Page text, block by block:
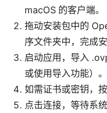
macOS 的客户端。
拖动安装包中的
序文件夹中，完成安
启动应用，导入
或使用导入功能）。
如需证书或密钥，
点击连接，等待系